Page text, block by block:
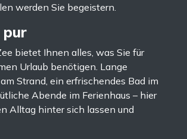
werden Sie begeistern.
pur
bietet Ihnen alles, was Sie für
Urlaub benötigen. Lange
Strand, ein erfrischendes Bad im
Abende im Ferienhaus – hier
Alltag hinter sich lassen und